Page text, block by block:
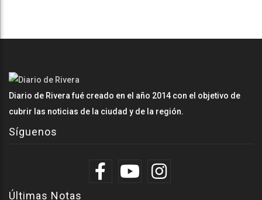
Diario de Rivera fué creado en el año 2014 con el objetivo de
cubrir las noticias de la ciudad y de la región.
Síguenos
Últimas Notas